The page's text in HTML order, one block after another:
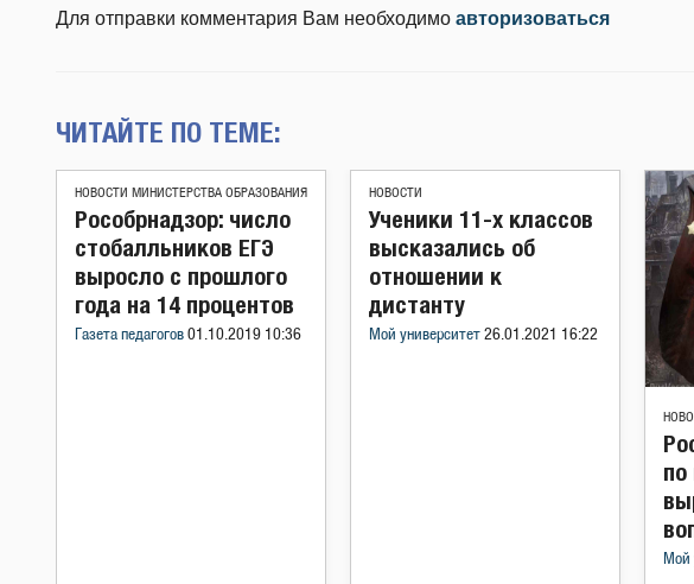
Для отправки комментария Вам необходимо авторизоваться
ЧИТАЙТЕ ПО ТЕМЕ:
НОВОСТИ МИНИСТЕРСТВА ОБРАЗОВАНИЯ
Рособрнадзор: число
стобалльников ЕГЭ
выросло с прошлого
года на 14 процентов
Газета педагогов 01.10.2019 10:36
НОВОСТИ
Ученики 11-х классов
высказались об
отношении к
дистанту
Мой университет 26.01.2021 16:22
Мой